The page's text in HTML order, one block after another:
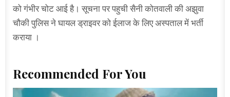
को गंभीर चोट आई है। सूचना पर पहुची सैनी कोतवाली की अझुवा
चौकी पुलिस ने घायल ड्राइवर को ईलाज के लिए अस्पताल में भर्ती
कराया ।
Recommended For You